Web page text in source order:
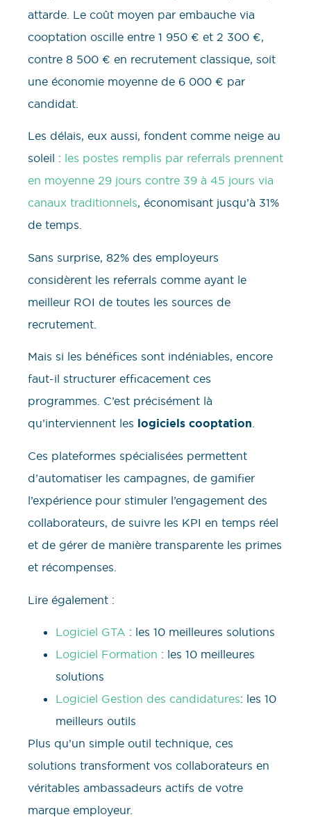
attarde. Le coût moyen par embauche via
cooptation oscille entre 1 950 € et 2 300 €,
contre 8 500 € en recrutement classique, soit
une économie moyenne de 6 000 € par
candidat.
Les délais, eux aussi, fondent comme neige au
soleil : les postes remplis par referrals prennent
en moyenne 29 jours contre 39 à 45 jours via
canaux traditionnels, économisant jusqu’à 31%
de temps.
Sans surprise, 82% des employeurs
considèrent les referrals comme ayant le
meilleur ROI de toutes les sources de
recrutement.
Mais si les bénéfices sont indéniables, encore
faut-il structurer efficacement ces
programmes. C’est précisément là
qu’interviennent les logiciels cooptation.
Ces plateformes spécialisées permettent
d’automatiser les campagnes, de gamifier
l’expérience pour stimuler l’engagement des
collaborateurs, de suivre les KPI en temps réel
et de gérer de manière transparente les primes
et récompenses.
Lire également :
Logiciel GTA : les 10 meilleures solutions
Logiciel Formation : les 10 meilleures
solutions
Logiciel Gestion des candidatures: les 10
meilleurs outils
Plus qu’un simple outil technique, ces
solutions transforment vos collaborateurs en
véritables ambassadeurs actifs de votre
marque employeur.